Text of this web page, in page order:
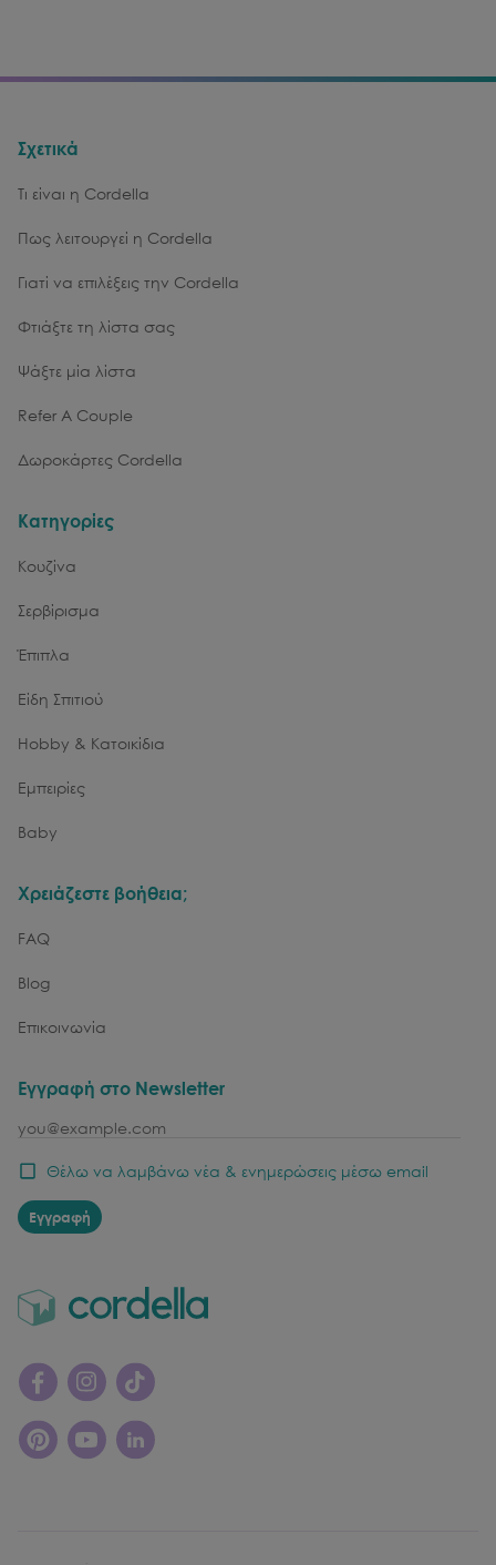
Σχετικά
Τι είναι η Cordella
Πως λειτουργεί η Cordella
Γιατί να επιλέξεις την Cordella
Φτιάξτε τη λίστα σας
Ψάξτε μία λίστα
Refer A Couple
Δωροκάρτες Cordella
Κατηγορίες
Κουζίνα
Σερβίρισμα
Έπιπλα
Είδη Σπιτιού
Hobby & Κατοικίδια
Εμπειρίες
Baby
Χρειάζεστε βοήθεια;
FAQ
Blog
Επικοινωνία
Εγγραφή στο Newsletter
email
Θέλω να λαμβάνω νέα & ενημερώσεις μέσω email
Εγγραφή